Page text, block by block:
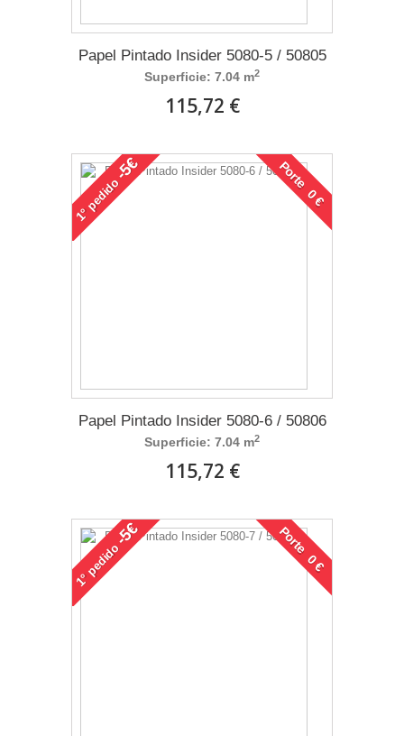
Papel Pintado Insider 5080-5 / 50805
Superficie: 7.04 m2
115,72 €
1°
pedido
-5€ Porte 0 €
Papel Pintado Insider 5080-6 / 50806
Superficie: 7.04 m2
115,72 €
1°
pedido
-5€ Porte 0 €